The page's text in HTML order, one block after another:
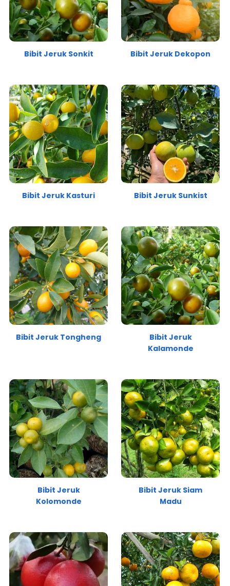
Bibit Jeruk Sonkit Bibit Jeruk Dekopon
Bibit Jeruk Kasturi Bibit Jeruk Sunkist
Bibit Jeruk Tongheng
Bibit Jeruk
Kalamonde
Bibit Jeruk
Kolomonde
Bibit Jeruk Siam
Madu